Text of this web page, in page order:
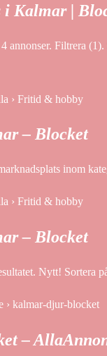
i Kalmar |
annonser. Filtrera
› Fritid & hobby
– Blocket
inom
› Fritid & hobby
– Blocket
Nytt! Sortera
› kalmar-djur-blocket
–